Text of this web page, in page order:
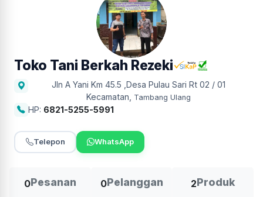
Toko Tani Berkah Rezeki
Jln A Yani Km 45.5 ,Desa Pulau Sari Rt 02 / 01
Kecamatan
Tambang Ulang
HP: 6821-5255-5991
Telepon WhatsApp
0Pesanan 0Pelanggan 2Produk